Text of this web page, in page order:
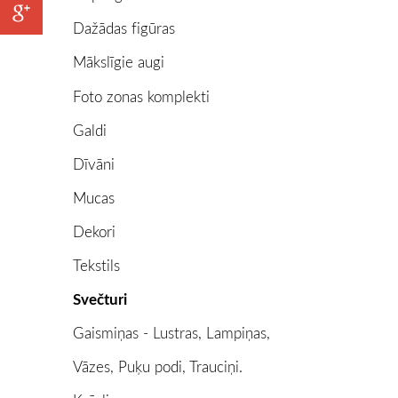
Dažādas figūras
Mākslīgie augi
Foto zonas komplekti
Galdi
Dīvāni
Mucas
Dekori
Tekstils
Svečturi
Gaismiņas - Lustras, Lampiņas,
Vāzes, Puķu podi, Trauciņi.